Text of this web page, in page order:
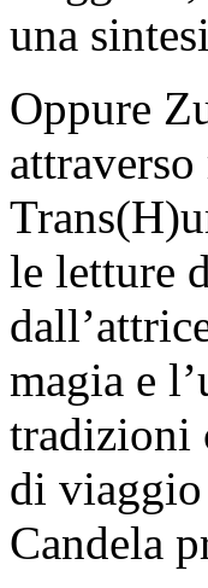
una
Oppure
le letture
magia e
tradizioni
di viaggio
Candela